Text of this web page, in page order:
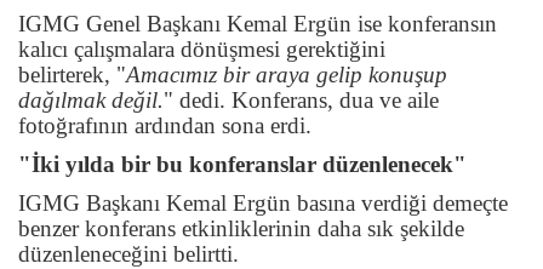
IGMG Genel Başkanı Kemal Ergün ise konferansın
kalıcı çalışmalara dönüşmesi gerektiğini
belirterek, "Amacımız bir araya gelip konuşup
dağılmak değil." dedi. Konferans, dua ve aile
fotoğrafının ardından sona erdi.
"İki yılda bir bu konferanslar düzenlenecek"
IGMG Başkanı Kemal Ergün basına verdiği demeçte
benzer konferans etkinliklerinin daha sık şekilde
düzenleneceğini belirtti.